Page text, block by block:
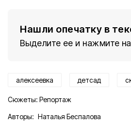
Нашли опечатку в
Выделите ее и нажмите на
алексеевка детсад
Сюжеты: Репортаж
Авторы: Наталья Беспалова